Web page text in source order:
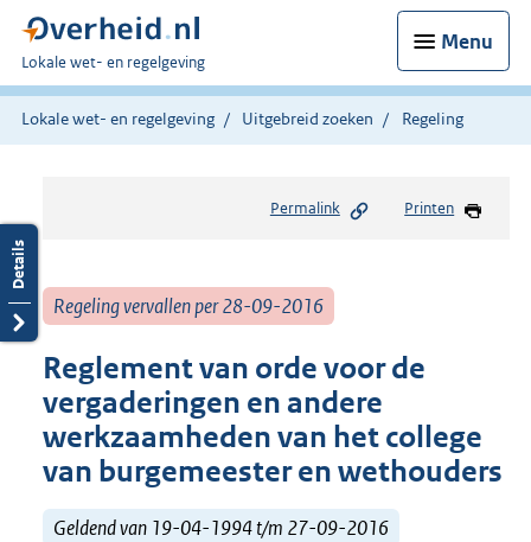
Menu
U
bent
hier:
Lokale wet- en regelgeving
Lokale wet- en regelgeving Uitgebreid zoeken Regeling
Permalink Printen
Regeling vervallen per 28-09-2016
Reglement van orde voor de
vergaderingen en andere
werkzaamheden van het college
van burgemeester en wethouders
Geldend van 19-04-1994 t/m 27-09-2016